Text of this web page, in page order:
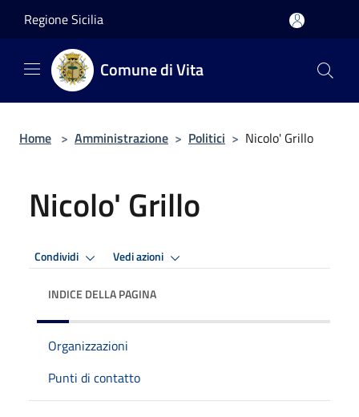
Regione Sicilia
Comune di Vita
Home > Amministrazione > Politici > Nicolo' Grillo
Nicolo' Grillo
Condividi Vedi azioni
INDICE DELLA PAGINA
Organizzazioni
Punti di contatto